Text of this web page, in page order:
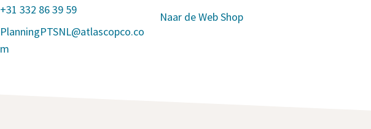
+31 332 86 39 59
PlanningPTSNL@atlascopco.co
m
Naar de Web Shop